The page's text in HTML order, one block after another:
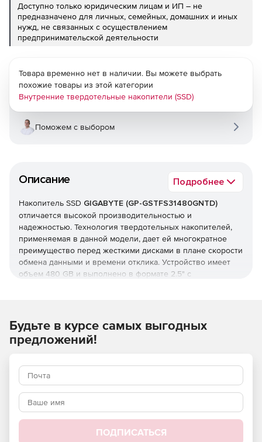
Доступно только юридическим лицам и ИП – не
предназначено для личных, семейных, домашних и иных
нужд, не связанных с осуществлением
предпринимательской деятельности
Описание Подробнее
Накопитель SSD GIGABYTE (GP-GSTFS31480GNTD)
отличается высокой производительностью и
надежностью. Технология твердотельных накопителей,
применяемая в данной модели, дает ей многократное
преимущество перед жесткими дисками в плане скорости
обмена данными и времени отклика. Устройство имеет
объем 480 GB и выполнено в формате 2.5" с
Товара временно нет в наличии. Вы можете выбрать
похожие товары из этой категории
Внутренние твердотельные накопители (SSD)
Поможем с выбором
Будьте в курсе самых выгодных
предложений!
ПОДПИСАТЬСЯ